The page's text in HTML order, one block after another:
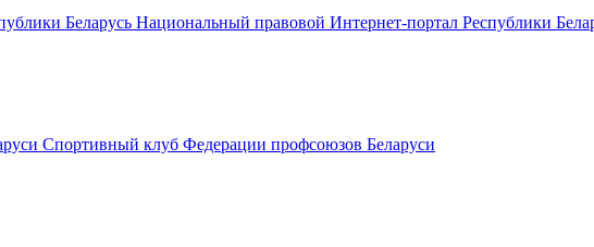
Национальный правовой Интернет-портал Республики
Спортивный клуб Федерации профсоюзов Беларуси